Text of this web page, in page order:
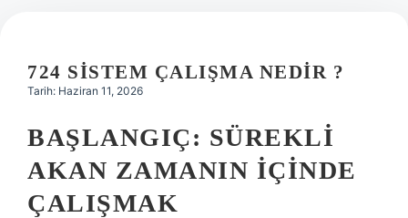
Hakkımızda
724 SISTEM ÇALIŞMA NEDIR ?
Tarih: Haziran 11, 2026
BAŞLANGIÇ: SÜREKLI
AKAN ZAMANIN İÇINDE
ÇALIŞMAK